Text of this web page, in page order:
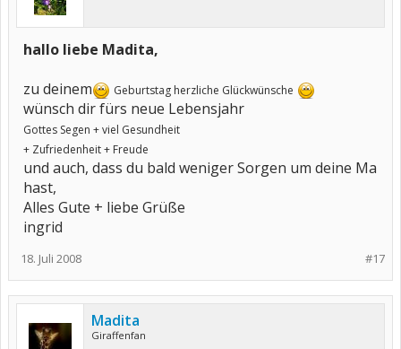
hallo liebe Madita,
zu deinem
Geburtstag herzliche Glückwünsche
wünsch dir fürs neue Lebensjahr
Gottes Segen + viel Gesundheit
+ Zufriedenheit + Freude
und auch, dass du bald weniger Sorgen um deine Ma
hast,
Alles Gute + liebe Grüße
ingrid
#17
18. Juli 2008
Madita
Giraffenfan